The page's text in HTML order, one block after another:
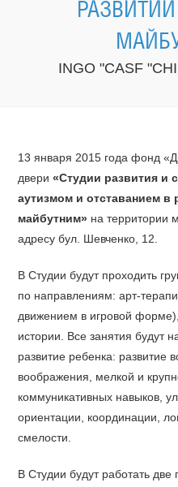
INGO "CASF
13 января 2015 года фонд
двери«Студии развития и
аутизмом и отставанием в
майбутним» на территории
адресу бул. Шевченко, 12.
В Студии будут проходить
по направлениям: арт-
движением в игровой
истории. Все занятия будут
развитие ребенка: развитие
воображения, мелкой и
коммуникативных навыков,
ориентации, координации,
смелости.
В Студии будут работать